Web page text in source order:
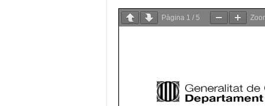
Pàgina 1 / 5